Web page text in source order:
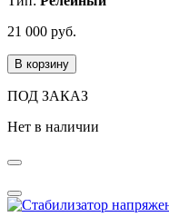
21 000 руб.
В корзину
ПОД ЗАКАЗ
Нет в наличии